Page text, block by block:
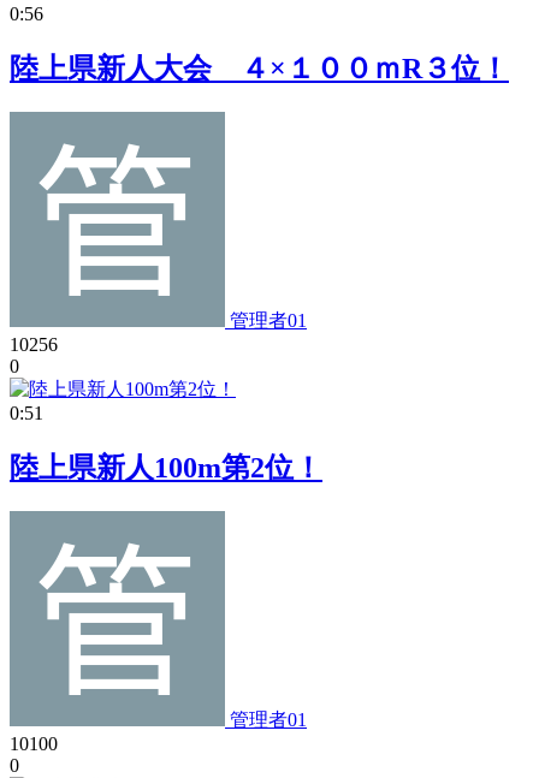
0:56
陸上県新人大会 ４×１００ｍR３位！
管理者01
10256
0
0:51
陸上県新人100m第2位！
管理者01
10100
0